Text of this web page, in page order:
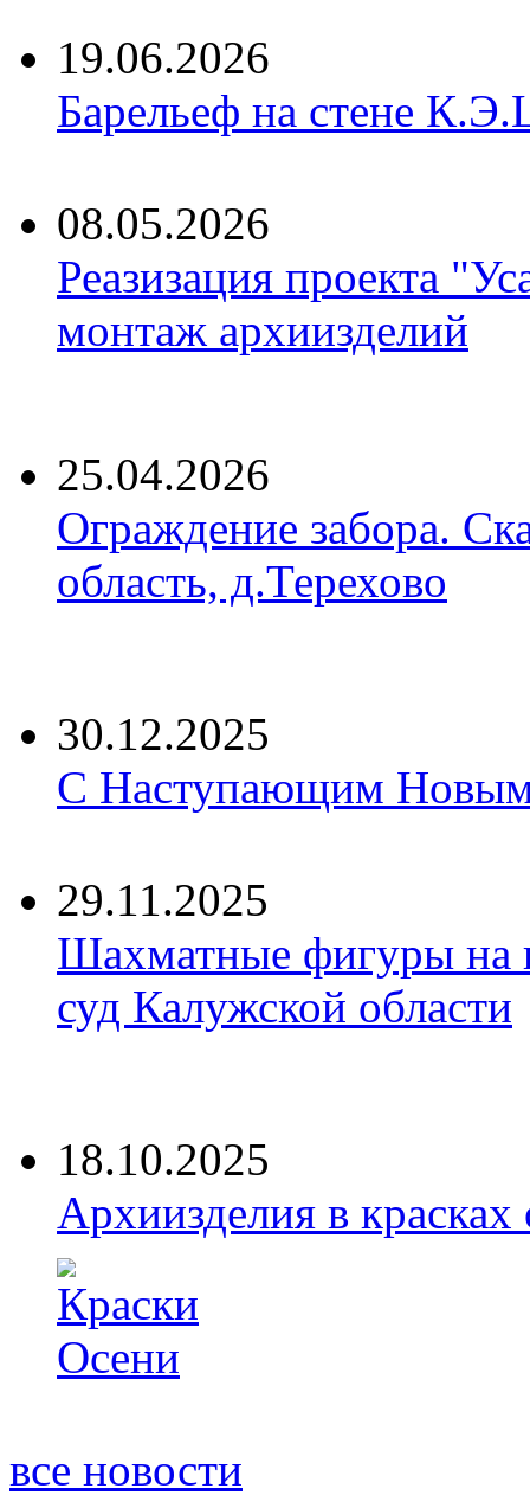
19.06.2026
Барельеф на стене
08.05.2026
Реазизация проекта
монтаж архиизделий
25.04.2026
Ограждение забора.
область, д.Терехово
30.12.2025
С Наступающим Новым
29.11.2025
Шахматные фигуры на
суд Калужской области
18.10.2025
Архиизделия в красках
все новости